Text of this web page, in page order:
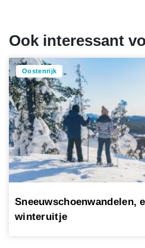
Ook interessant
Oostenrijk
Sneeuwschoenwandelen,
winteruitje